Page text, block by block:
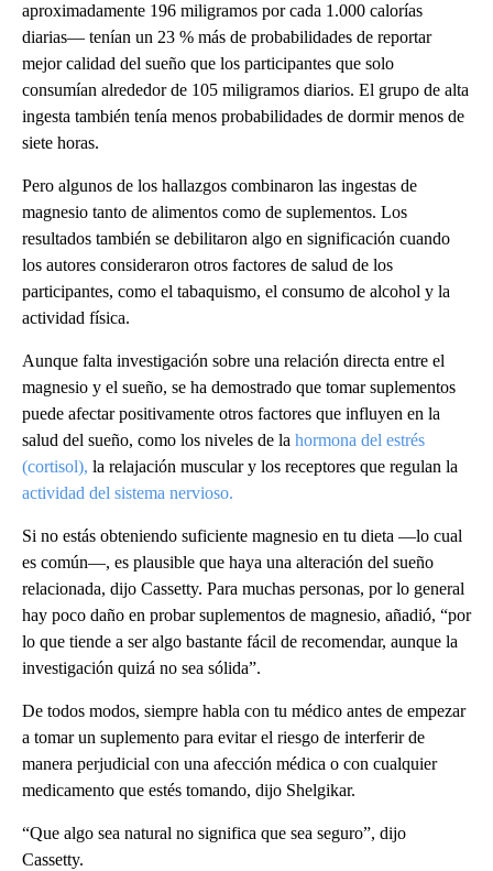
aproximadamente 196 miligramos por cada 1.000 calorías
diarias— tenían un 23 % más de probabilidades de reportar
mejor calidad del sueño que los participantes que solo
consumían alrededor de 105 miligramos diarios. El grupo de alta
ingesta también tenía menos probabilidades de dormir menos de
siete horas.
Pero algunos de los hallazgos combinaron las ingestas de
magnesio tanto de alimentos como de suplementos. Los
resultados también se debilitaron algo en significación cuando
los autores consideraron otros factores de salud de los
participantes, como el tabaquismo, el consumo de alcohol y la
actividad física.
Aunque falta investigación sobre una relación directa entre el
magnesio y el sueño, se ha demostrado que tomar suplementos
puede afectar positivamente otros factores que influyen en la
salud del sueño, como los niveles de la hormona del estrés
(cortisol), la relajación muscular y los receptores que regulan la
actividad del sistema nervioso.
Si no estás obteniendo suficiente magnesio en tu dieta —lo cual
es común—, es plausible que haya una alteración del sueño
relacionada, dijo Cassetty. Para muchas personas, por lo general
hay poco daño en probar suplementos de magnesio, añadió, “por
lo que tiende a ser algo bastante fácil de recomendar, aunque la
investigación quizá no sea sólida”.
De todos modos, siempre habla con tu médico antes de empezar
a tomar un suplemento para evitar el riesgo de interferir de
manera perjudicial con una afección médica o con cualquier
medicamento que estés tomando, dijo Shelgikar.
“Que algo sea natural no significa que sea seguro”, dijo
Cassetty.